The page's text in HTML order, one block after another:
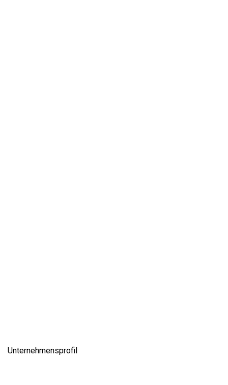
Unternehmensprofil